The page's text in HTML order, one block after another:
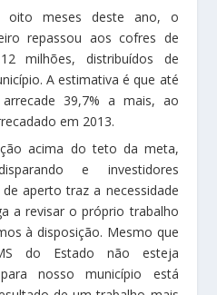
oito meses deste ano, o
repassou aos cofres de
milhões, distribuídos de
A estimativa é que até
39,7% a mais, ao
em 2013.
acima do teto da meta,
e investidores
aperto traz a necessidade
a revisar o próprio trabalho
à disposição. Mesmo que
do Estado não esteja
nosso município está